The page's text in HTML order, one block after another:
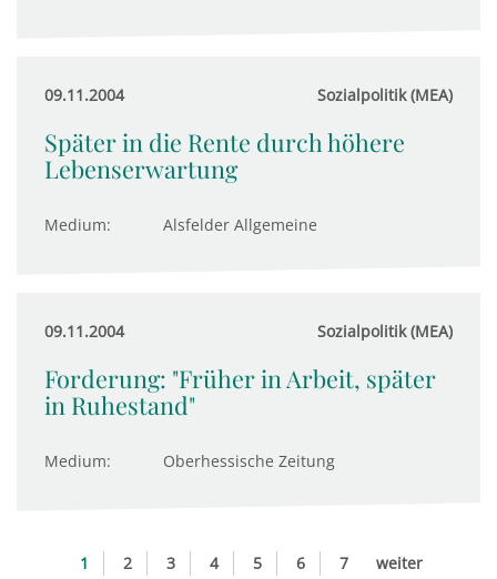
09.11.2004 Sozialpolitik (MEA)
Später in die Rente durch höhere
Lebenserwartung
Medium: Alsfelder Allgemeine
09.11.2004 Sozialpolitik (MEA)
Forderung: "Früher in Arbeit, später
in Ruhestand"
Medium: Oberhessische Zeitung
1 2 3 4 5 6 7 weiter